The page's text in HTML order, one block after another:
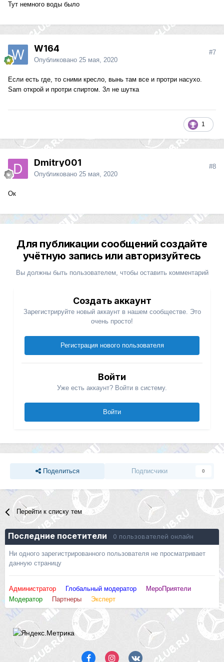
Тут немного воды было
W164
Опубликовано 25 мая, 2020
#7
Если есть где, то сними кресло, вынь там все и протри насухо.
Sam открой и протри спиртом. 3л не шутка
1
Dmitry001
Опубликовано 25 мая, 2020
#8
Ок
Для публикации сообщений создайте
учётную запись или авторизуйтесь
Вы должны быть пользователем, чтобы оставить комментарий
Создать аккаунт
Зарегистрируйте новый аккаунт в нашем сообществе. Это
очень просто!
Регистрация нового пользователя
Войти
Уже есть аккаунт? Войти в систему.
Войти
Поделиться Подписчики 0
Перейти к списку тем
Последние посетители 0 пользователей онлайн
Ни одного зарегистрированного пользователя не просматривает
данную страницу
Администратор Глобальный модератор
МероПриятели
Модератор
Партнеры Эксперт